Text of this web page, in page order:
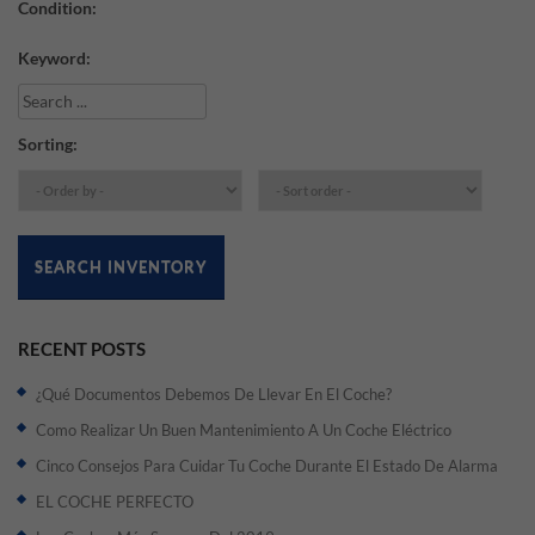
Condition:
Keyword:
Sorting:
SEARCH INVENTORY
RECENT POSTS
¿Qué Documentos Debemos De Llevar En El Coche?
Como Realizar Un Buen Mantenimiento A Un Coche Eléctrico
Cinco Consejos Para Cuidar Tu Coche Durante El Estado De Alarma
EL COCHE PERFECTO